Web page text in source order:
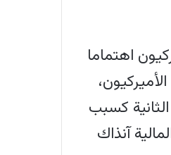
اهتماما
كسبب
آنذاك